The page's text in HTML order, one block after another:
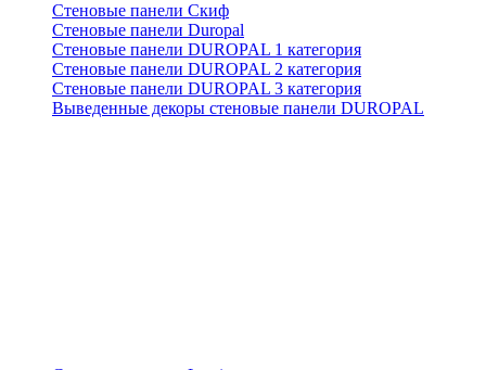
Стеновые панели Скиф
Стеновые панели Duropal
Стеновые панели DUROPAL 1 категория
Стеновые панели DUROPAL 2 категория
Стеновые панели DUROPAL 3 категория
Выведенные декоры стеновые панели DUROPAL